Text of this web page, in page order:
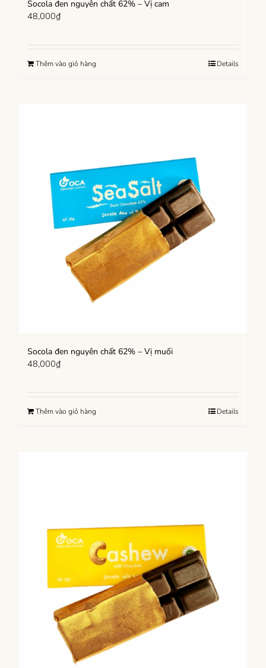
Socola đen nguyên chất 62% – Vị cam
48,000₫
Thêm vào giỏ hàng Details
Socola đen nguyên chất 62% – Vị muối
48,000₫
Thêm vào giỏ hàng Details